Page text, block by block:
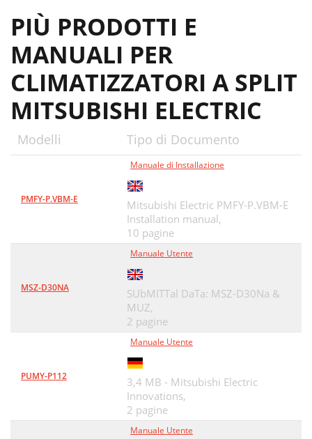
PIÙ PRODOTTI E
MANUALI PER
CLIMATIZZATORI A SPLIT
MITSUBISHI ELECTRIC
Modelli Tipo di Documento
PMFY-P.VBM-E
Manuale di Installazione
Mitsubishi Electric PMFY-P.VBM-E
Installation manual,
10 pagine
MSZ-D30NA
Manuale Utente
SUbMITTal DaTa: MSZ-D30Na &
MUZ,
2 pagine
PUMY-P112
Manuale Utente
3,4 MB - Mitsubishi Electric
Innovations,
2 pagine
Manuale Utente